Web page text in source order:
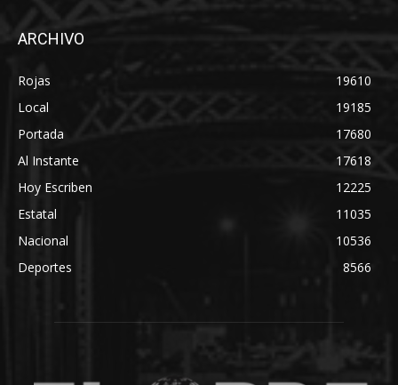
ARCHIVO
Rojas
19610
Local
19185
Portada
17680
Al Instante
17618
Hoy Escriben
12225
Estatal
11035
Nacional
10536
Deportes
8566